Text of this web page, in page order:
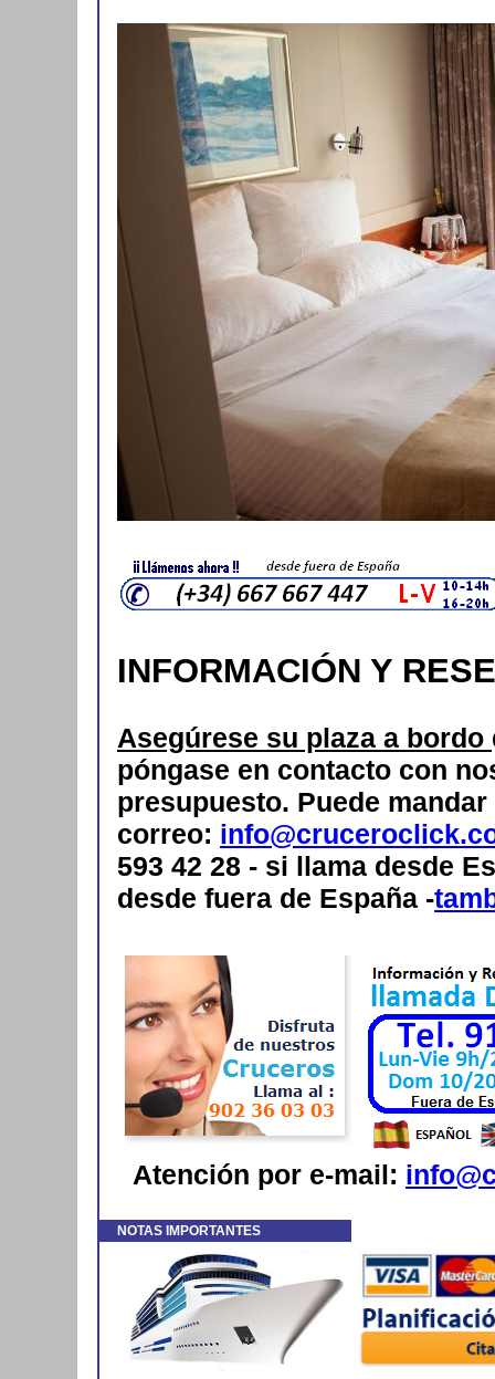
INFORMACIÓN Y
Asegúrese su plaza a bordo
póngase en contacto con
presupuesto. Puede
correo:
593 42 28 - si llama desde
desde fuera de España -
Atención por e-mail:
NOTAS IMPORTANTES